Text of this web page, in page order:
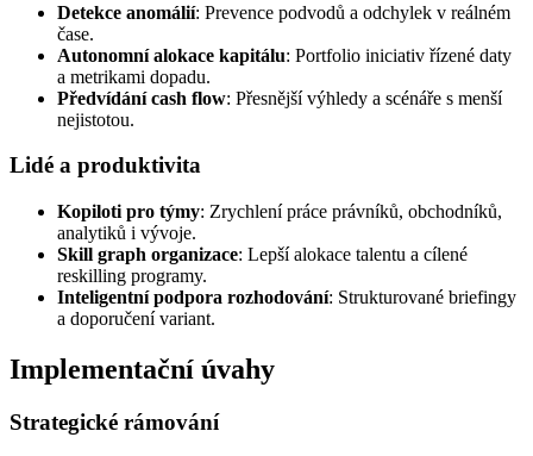
Detekce anomálií: Prevence podvodů a odchylek v reálném
čase.
Autonomní alokace kapitálu: Portfolio iniciativ řízené daty
a metrikami dopadu.
Předvídání cash flow: Přesnější výhledy a scénáře s menší
nejistotou.
Lidé a produktivita
Kopiloti pro týmy: Zrychlení práce právníků, obchodníků,
analytiků i vývoje.
Skill graph organizace: Lepší alokace talentu a cílené
reskilling programy.
Inteligentní podpora rozhodování: Strukturované briefingy
a doporučení variant.
Implementační úvahy
Strategické rámování